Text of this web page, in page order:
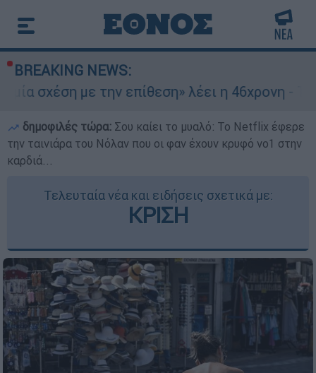
BREAKING NEWS:
επίθεση» λέει η 46χρονη - Τι αποκάλυψε
δημοφιλές τώρα: Σου καίει το μυαλό: Το Netflix έφερε
την ταινιάρα του Νόλαν που οι φαν έχουν κρυφό νο1 στην
καρδιά...
Τελευταία νέα και ειδήσεις σχετικά με:
ΚΡΙΣΗ